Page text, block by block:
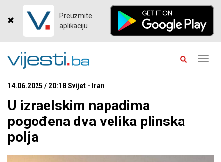
Preuzmite
aplikaciju
14.06.2025 / 20:18 Svijet - Iran
U izraelskim napadima
pogođena dva velika plinska
polja